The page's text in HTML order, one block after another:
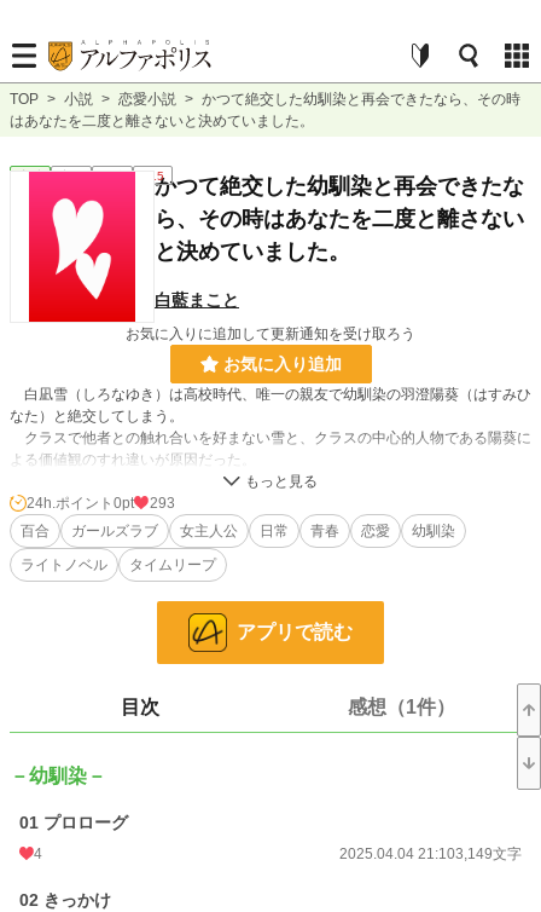
TOP > 小説 > 恋愛小説 > かつて絶交した幼馴染と再会できたなら、その時
はあなたを二度と離さないと決めていました。
恋愛 完結 長編 R15かつて絶交した幼馴染と再会できたな
ら、その時はあなたを二度と離さない
と決めていました。
白藍まこと
お気に入りに追加して更新通知を受け取ろう
お気に入り追加
白凪雪（しろなゆき）は高校時代、唯一の親友で幼馴染の羽澄陽葵（はすみひ
なた）と絶交してしまう。
クラスで他者との触れ合いを好まない雪と、クラスの中心的人物である陽葵に
よる価値観のすれ違いが原因だった。
そして、お互いに素直になれないまま時間だけが過ぎてしまう。
数年後、社会人になった雪は高校の同窓会に参加する。
久しぶりの再会にどこか胸を躍らせていた雪だったが、そこで陽葵の訃報を知
らされる。
雪は強い後悔に苛まれ、失意の中眠りにつく。
すると次に目を覚ますと高校時代に時間が巻き戻っていた。
それを知るために、雪はかつての幼馴染との縁を繋ぐために動き出す。
24h.ポイント 0pt
293
百合
ガールズラブ 女主人公 日常 青春 恋愛
幼馴染
ライトノベル
タイムリープ
アプリで読む
目次 感想（1件）
－幼馴染－
01 プロローグ
4 2025.04.04 21:103,149文字
02 きっかけ